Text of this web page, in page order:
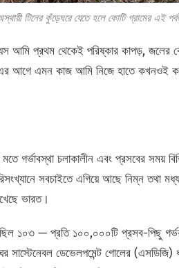
টিনের কুঁড়েঘরে যেতে হলে কোটি গ্রামের এই
আমি প্রথম থেকেই পরিষ্কার কাপড়,
আগে এমন কাজ আমি নিজে হাতে কখনওই
গর্ভাবস্থা চলাকালীন এবং প্রসবের সময়
সবচাইতে এগিয়ে আছে নিম্ন তথা
ভারত।
১০৩ — প্রতি ১০০,০০০টি প্রসব-পিছু
সাস্টেনেবল ডেভেলপমেন্ট গোলের (এসডিজি)